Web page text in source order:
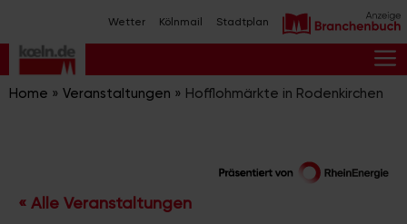
Inhalt
springen
Wetter Kölnmail Stadtplan
Home » Veranstaltungen » Hofflohmärkte in Rodenkirchen
« Alle Veranstaltungen